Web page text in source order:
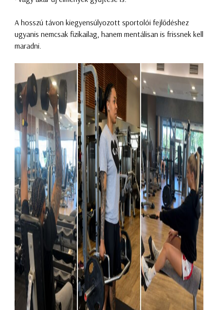
A hosszú távon kiegyensúlyozott sportolói fejlődéshez
ugyanis nemcsak fizikailag, hanem mentálisan is frissnek kell
maradni.